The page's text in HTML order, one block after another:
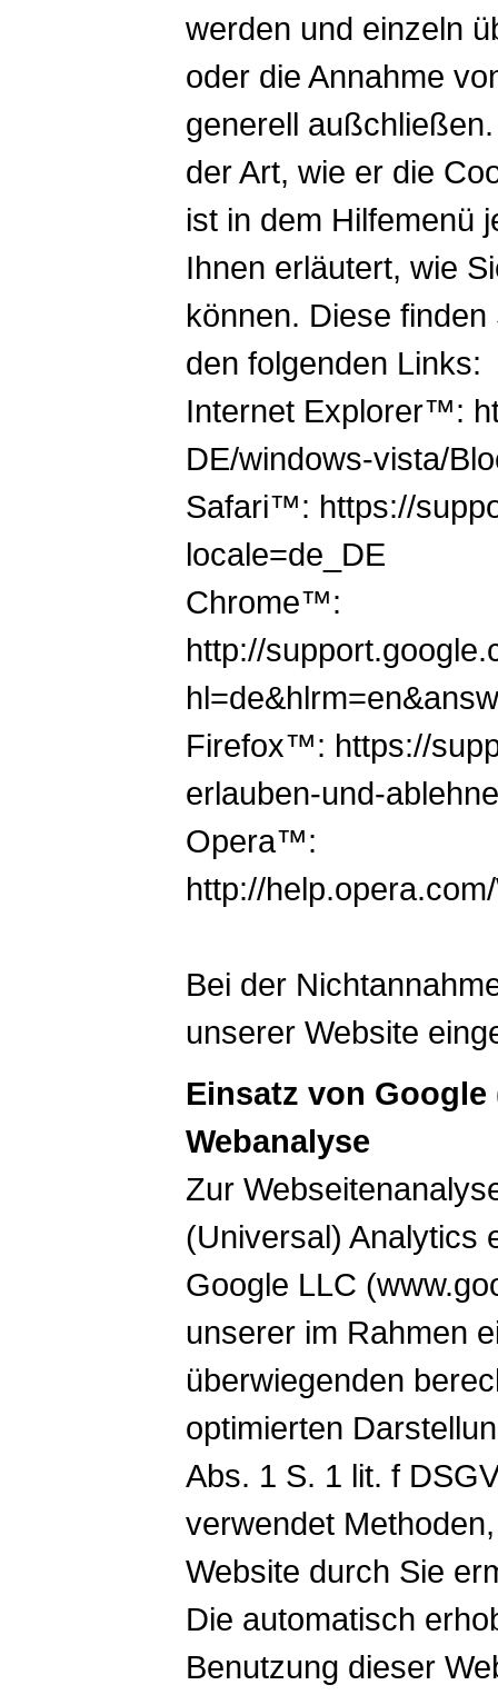
werden und einzeln
oder die Annahme
generell
der Art, wie er die
ist in dem Hilfemenü
Ihnen erläutert, wie
können. Diese
den folgenden Links:
Internet Explorer™:
DE/windows-vista/
Safari™: https://
locale=de_DE
Chrome™:
http://
Firefox™: https://
erlauben-und-
Opera™:
http://
Bei der
unserer Website
Einsatz von
Webanalyse
Zur
(Universal) Analytics
Google LLC
unserer im Rahmen
überwiegenden
optimierten
Abs. 1 S. 1 lit. f
verwendet
Website durch Sie
Die automatisch
Benutzung dieser